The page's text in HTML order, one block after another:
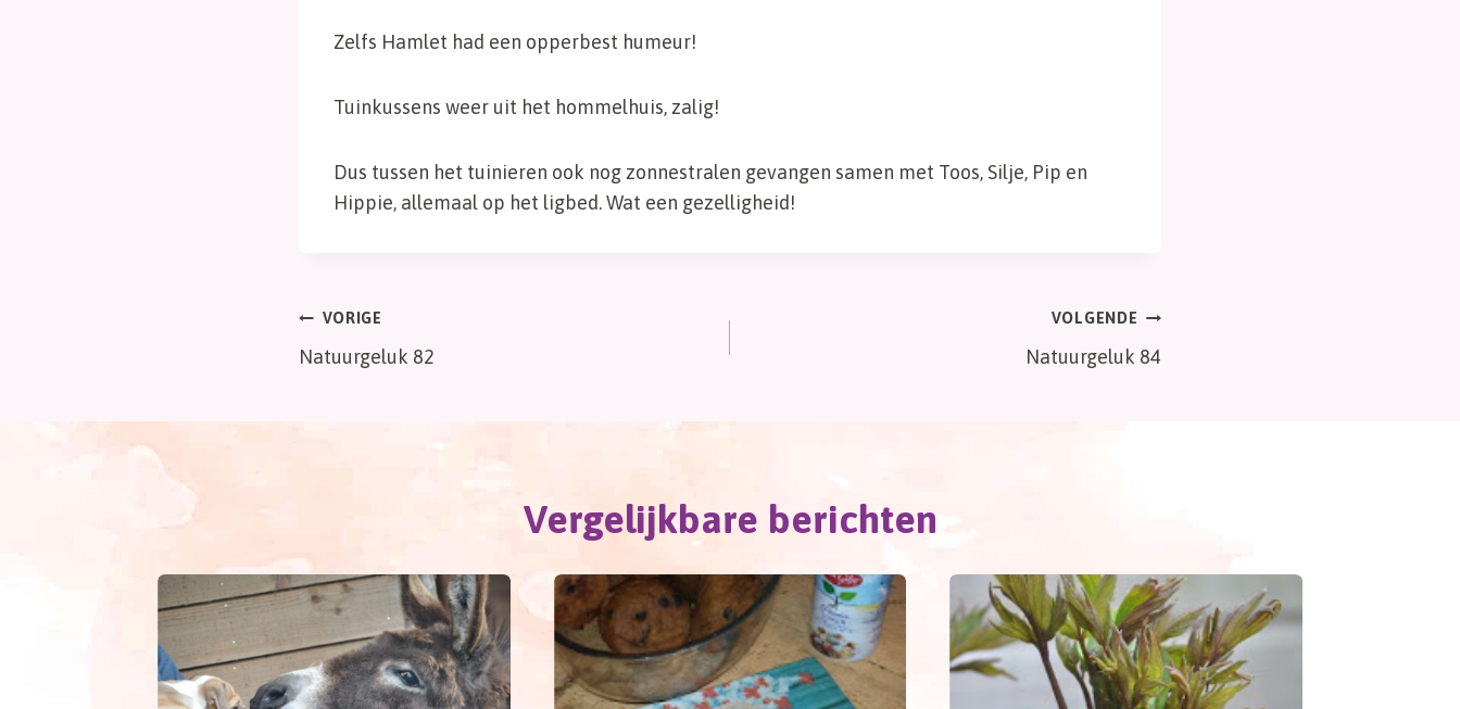
Zelfs Hamlet had een opperbest humeur!
Tuinkussens weer uit het hommelhuis, zalig!
Dus tussen het tuinieren ook nog zonnestralen gevangen samen met Toos, Silje, Pip en
Hippie, allemaal op het ligbed. Wat een gezelligheid!
Bericht
VORIGE
Natuurgeluk 82
VOLGENDE
Natuurgeluk 84
Vergelijkbare berichten